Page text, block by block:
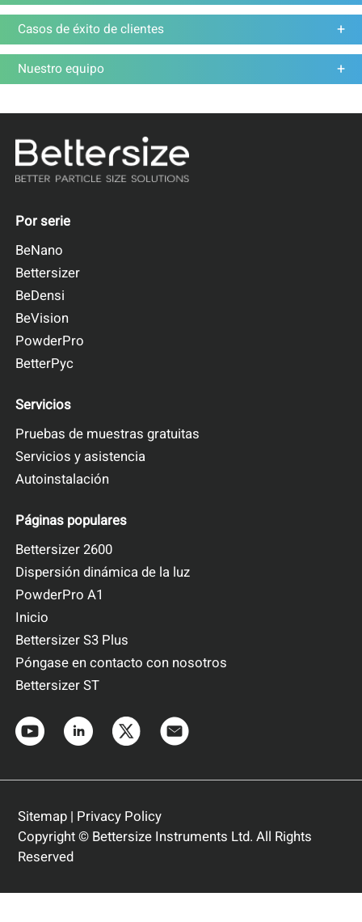
Casos de éxito de clientes
Nuestro equipo
Por serie
BeNano
Bettersizer
BeDensi
BeVision
PowderPro
BetterPyc
Servicios
Pruebas de muestras gratuitas
Servicios y asistencia
Autoinstalación
Páginas populares
Bettersizer 2600
Dispersión dinámica de la luz
PowderPro A1
Inicio
Bettersizer S3 Plus
Póngase en contacto con nosotros
Bettersizer ST
Sitemap| Privacy Policy
Copyright © Bettersize Instruments Ltd. All Rights
Reserved